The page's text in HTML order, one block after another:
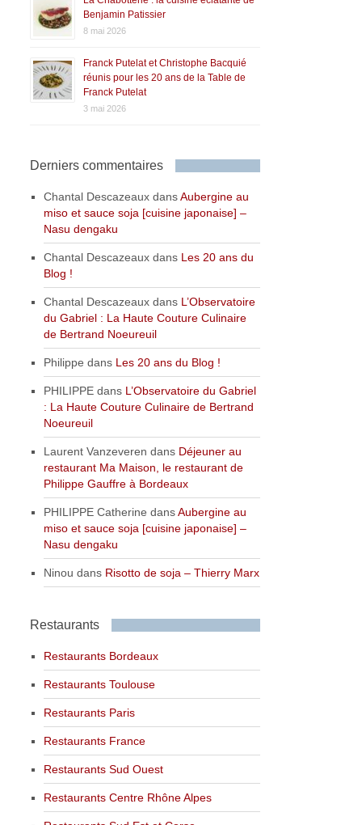
Benjamin Patissier
8 mai 2026
Franck Putelat et Christophe Bacquié
réunis pour les 20 ans de la Table de
Franck Putelat
3 mai 2026
Derniers commentaires
Chantal Descazeaux dansAubergine au
miso et sauce soja [cuisine japonaise] –
Nasu dengaku
Chantal Descazeaux dans Les 20 ans du
Blog !
Chantal Descazeaux dans L’Observatoire
du Gabriel : La Haute Couture Culinaire
de Bertrand Noeureuil
Philippe dans Les 20 ans du Blog !
PHILIPPE dans L’Observatoire du Gabriel
: La Haute Couture Culinaire de Bertrand
Noeureuil
Laurent Vanzeveren dans Déjeuner au
restaurant Ma Maison, le restaurant de
Philippe Gauffre à Bordeaux
PHILIPPE Catherine dansAubergine au
miso et sauce soja [cuisine japonaise] –
Nasu dengaku
Ninou dans Risotto de soja – Thierry Marx
Restaurants
Restaurants Bordeaux
Restaurants Toulouse
Restaurants Paris
Restaurants France
Restaurants Sud Ouest
Restaurants Centre Rhône Alpes